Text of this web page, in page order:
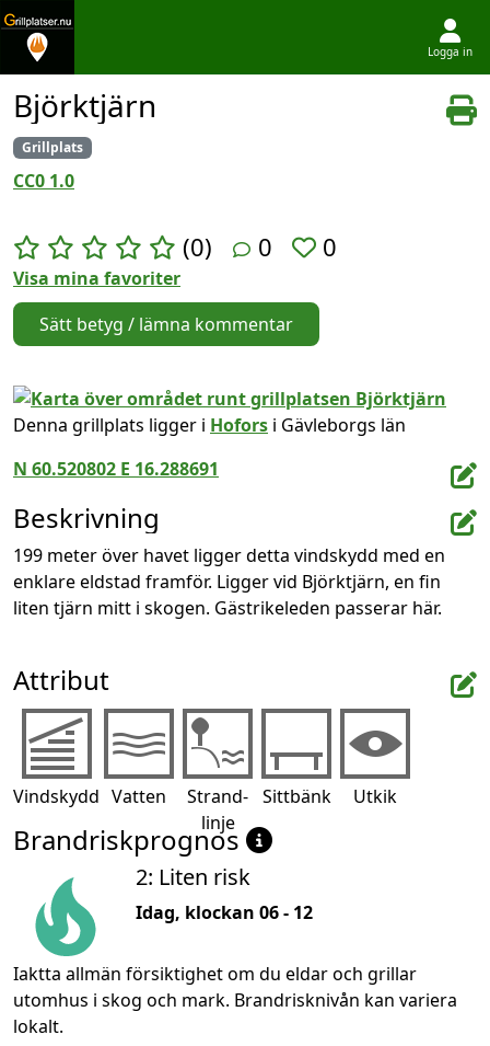
Logga in
Björktjärn
Grillplats
CC0 1.0
(0) 0 0
Visa mina favoriter
Sätt betyg / lämna kommentar
Denna grillplats ligger i Hofors i Gävleborgs län
N 60.520802 E 16.288691
Beskrivning
199 meter över havet ligger detta vindskydd med en
enklare eldstad framför. Ligger vid Björktjärn, en fin
liten tjärn mitt i skogen. Gästrikeleden passerar här.
Attribut
Vindskydd Vatten
Strand-
linje
Sittbänk Utkik
Brandriskprognos
2: Liten risk
Idag, klockan 06 - 12
Iaktta allmän försiktighet om du eldar och grillar
utomhus i skog och mark. Brandrisknivån kan variera
lokalt.